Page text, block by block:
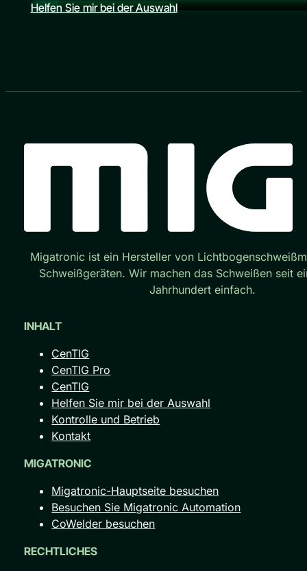
Helfen Sie mir bei der Auswahl
Migatronic ist ein Hersteller von
Schweißgeräten. Wir machen das Schweißen seit
Jahrhundert einfach.
INHALT
CenTIG
CenTIG Pro
CenTIG
Helfen Sie mir bei der Auswahl
Kontrolle und Betrieb
Kontakt
MIGATRONIC
Migatronic-Hauptseite besuchen
Besuchen Sie Migatronic Automation
CoWelder besuchen
RECHTLICHES